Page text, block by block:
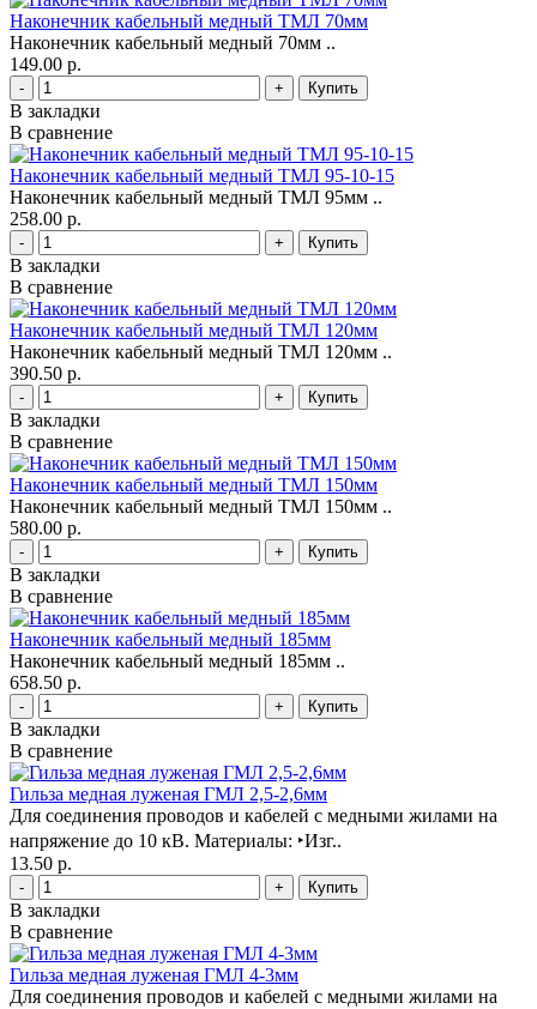
Наконечник кабельный медный ТМЛ 70мм
Наконечник кабельный медный 70мм ..
149.00 р.
- +
В закладки
В сравнение
Наконечник кабельный медный ТМЛ 95-10-15
Наконечник кабельный медный ТМЛ 95мм ..
258.00 р.
- +
В закладки
В сравнение
Наконечник кабельный медный ТМЛ 120мм
Наконечник кабельный медный ТМЛ 120мм ..
390.50 р.
- +
В закладки
В сравнение
Наконечник кабельный медный ТМЛ 150мм
Наконечник кабельный медный ТМЛ 150мм ..
580.00 р.
- +
В закладки
В сравнение
Наконечник кабельный медный 185мм
Наконечник кабельный медный 185мм ..
658.50 р.
- +
В закладки
В сравнение
Гильза медная луженая ГМЛ 2,5-2,6мм
Для соединения проводов и кабелей с медными жилами на
напряжение до 10 кВ. Материалы: ‣Изг..
13.50 р.
- +
В закладки
В сравнение
Гильза медная луженая ГМЛ 4-3мм
Для соединения проводов и кабелей с медными жилами на